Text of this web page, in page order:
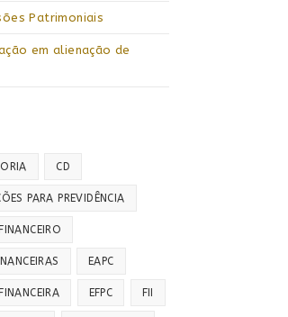
Patrimoniais
em alienação de
CD
PARA PREVIDÊNCIA
EAPC
EFPC FII